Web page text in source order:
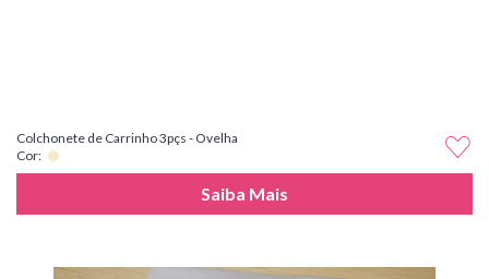
Colchonete de Carrinho 3pçs - Ovelha
Cor:
Saiba Mais